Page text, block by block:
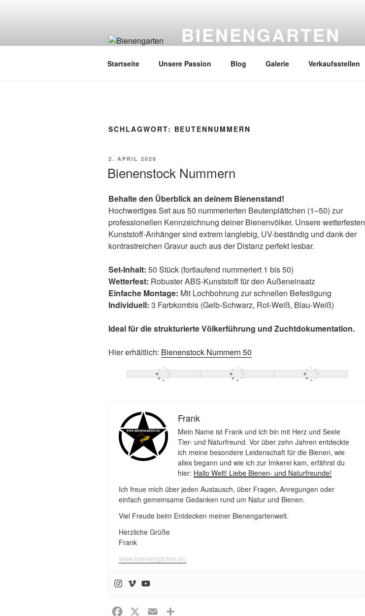
BIENENGARTEN
Startseite Unsere Passion Blog Galerie Verkaufsstellen
SCHLAGWORT: BEUTENNUMMERN
VERÖFFENTLICHT
2. APRIL 2026
Bienenstock Nummern
Behalte den Überblick an deinem Bienenstand!
Hochwertiges Set aus 50 nummerierten Beutenplättchen (1–50) zur
professionellen Kennzeichnung deiner Bienenvölker. Unsere wetterfesten
Kunststoff-Anhänger sind extrem langlebig, UV-beständig und dank der
kontrastreichen Gravur auch aus der Distanz perfekt lesbar.
Set-Inhalt: 50 Stück (fortlaufend nummeriert 1 bis 50)
Wetterfest: Robuster ABS-Kunststoff für den Außeneinsatz
Einfache Montage: Mit Lochbohrung zur schnellen Befestigung
Individuell: 3 Farbkombis (Gelb-Schwarz, Rot-Weiß, Blau-Weiß)
Ideal für die strukturierte Völkerführung und Zuchtdokumentation.
Hier erhältlich: Bienenstock Nummern 50
Frank
Mein Name ist Frank und ich bin mit Herz und Seele
Tier- und Naturfreund. Vor über zehn Jahren entdeckte
ich meine besondere Leidenschaft für die Bienen, wie
alles begann und wie ich zur Imkerei kam, erfährst du
hier: Hallo Welt! Liebe Bienen- und Naturfreunde!
Ich freue mich über jeden Austausch, über Fragen, Anregungen oder
einfach gemeinsame Gedanken rund um Natur und Bienen.
Viel Freude beim Entdecken meiner Bienengartenwelt.
Herzliche Grüße
Frank
www.bienengarten.eu